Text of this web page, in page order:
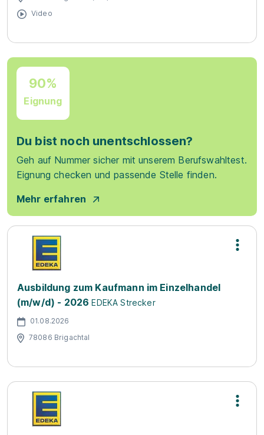
Video
90%
Eignung
Du bist noch unentschlossen?
Geh auf Nummer sicher mit unserem Berufswahltest.
Eignung checken und passende Stelle finden.
Mehr erfahren
Ausbildung zum Kaufmann im Einzelhandel
(m/w/d) - 2026 EDEKA Strecker
01.08.2026
78086 Brigachtal